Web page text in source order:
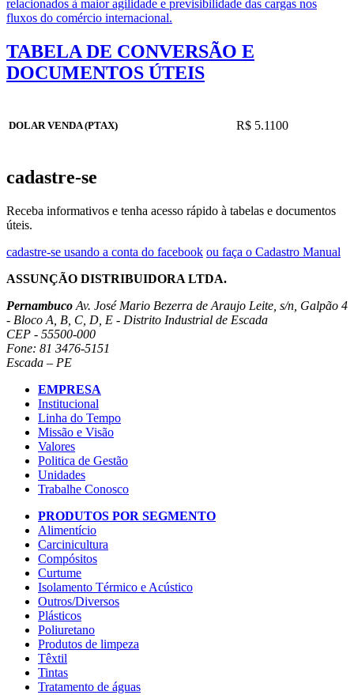
relacionados à maior agilidade e previsibilidade das cargas nos
fluxos do comércio internacional.
TABELA DE CONVERSÃO E
DOCUMENTOS ÚTEIS
DOLAR VENDA (PTAX) R$ 5.1100
cadastre-se
Receba informativos e tenha acesso rápido à tabelas e documentos
úteis.
cadastre-se usando a conta do facebook ou faça o Cadastro Manual
ASSUNÇÃO DISTRIBUIDORA LTDA.
Pernambuco Av. José Mario Bezerra de Araujo Leite, s/n, Galpão 4
- Bloco A, B, C, D, E - Distrito Industrial de Escada
CEP - 55500-000
Fone: 81 3476-5151
Escada – PE
EMPRESA
Institucional
Linha do Tempo
Missão e Visão
Valores
Politica de Gestão
Unidades
Trabalhe Conosco
PRODUTOS POR SEGMENTO
Alimentício
Carcinicultura
Compósitos
Curtume
Isolamento Térmico e Acústico
Outros/Diversos
Plásticos
Poliuretano
Produtos de limpeza
Têxtil
Tintas
Tratamento de águas